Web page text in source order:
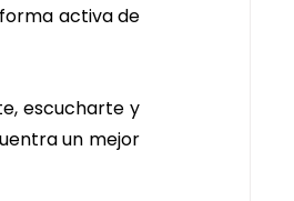
activa de
escucharte y
un mejor